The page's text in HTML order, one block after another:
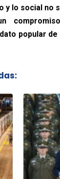
lo social no
popular